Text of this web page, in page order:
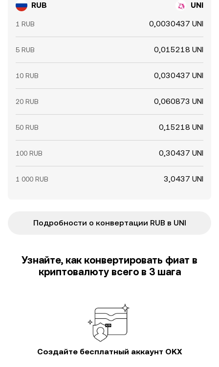
RUB UNI
1 RUB 0,0030437 UNI
5 RUB 0,015218 UNI
10 RUB 0,030437 UNI
20 RUB 0,060873 UNI
50 RUB 0,15218 UNI
100 RUB 0,30437 UNI
1 000 RUB 3,0437 UNI
Подробности о конвертации RUB в UNI
Узнайте, как конвертировать фиат в
криптовалюту всего в 3 шага
Создайте бесплатный аккаунт OKX